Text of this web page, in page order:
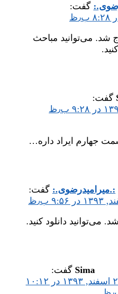
گفت:
شد. می‌توانید مباحث
گفت:
جهارم ایراد داره…
:.میر‌امیدرضوی.: گفت:
می‌توانید دانلود کنید.
Sima گفت:
۲۶ اسفند, ۱۳۹۳ در ۱۰:۱۲